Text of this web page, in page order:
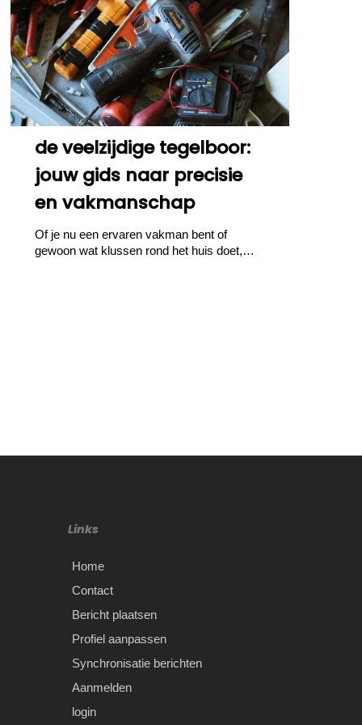
de veelzijdige tegelboor:
jouw gids naar precisie
en vakmanschap
Of je nu een ervaren vakman bent of
gewoon wat klussen rond het huis doet,…
Links
Home
Contact
Bericht plaatsen
Profiel aanpassen
Synchronisatie berichten
Aanmelden
login